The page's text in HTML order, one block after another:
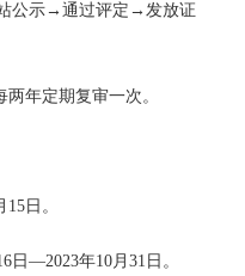
公示→通过评定→发放证
年定期复审一次。
日。
日—2023年10月31日。